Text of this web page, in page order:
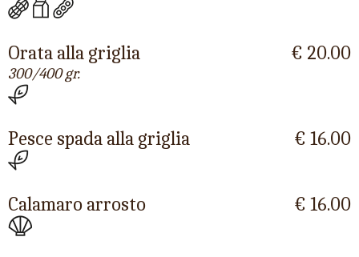
Orata alla griglia
300/400 gr.
€ 20.00
Pesce spada alla griglia € 16.00
Calamaro arrosto € 16.00